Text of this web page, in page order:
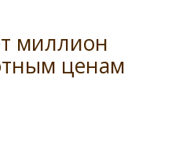
миллион
ценам